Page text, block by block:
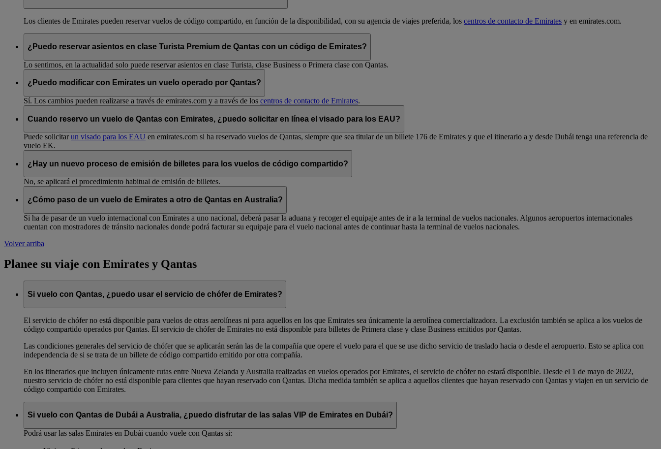
Los clientes de Emirates pueden reservar vuelos de código compartido, en función de la disponibilidad, con su agencia de viajes preferida, los centros de contacto de Emirates y en emirates.com.
¿Puedo reservar asientos en clase Turista Premium de Qantas con un código de Emirates?
Lo sentimos, en la actualidad solo puede reservar asientos en clase Turista, clase Business o Primera clase con Qantas.
¿Puedo modificar con Emirates un vuelo operado por Qantas?
Sí. Los cambios pueden realizarse a través de emirates.com y a través de los centros de contacto de Emirates.
Cuando reservo un vuelo de Qantas con Emirates, ¿puedo solicitar en línea el visado para los EAU?
Puede solicitarun visado para los EAU en emirates.com si ha reservado vuelos de Qantas, siempre que sea titular de un billete 176 de Emirates y que el itinerario a y desde Dubái tenga una referencia de
vuelo EK.
¿Hay un nuevo proceso de emisión de billetes para los vuelos de código compartido?
No, se aplicará el procedimiento habitual de emisión de billetes.
¿Cómo paso de un vuelo de Emirates a otro de Qantas en Australia?
Si ha de pasar de un vuelo internacional con Emirates a uno nacional, deberá pasar la aduana y recoger el equipaje antes de ir a la terminal de vuelos nacionales. Algunos aeropuertos internacionales
cuentan con mostradores de tránsito nacionales donde podrá facturar su equipaje para el vuelo nacional antes de continuar hasta la terminal de vuelos nacionales.
Volver arriba
Planee su viaje con Emirates y Qantas
Si vuelo con Qantas, ¿puedo usar el servicio de chófer de Emirates?
El servicio de chófer no está disponible para vuelos de otras aerolíneas ni para aquellos en los que Emirates sea únicamente la aerolínea comercializadora. La exclusión también se aplica a los vuelos de
código compartido operados por Qantas. El servicio de chófer de Emirates no está disponible para billetes de Primera clase y clase Business emitidos por Qantas.
Las condiciones generales del servicio de chófer que se aplicarán serán las de la compañía que opere el vuelo para el que se use dicho servicio de traslado hacia o desde el aeropuerto. Esto se aplica con
independencia de si se trata de un billete de código compartido emitido por otra compañía.
En los itinerarios que incluyen únicamente rutas entre Nueva Zelanda y Australia realizadas en vuelos operados por Emirates, el servicio de chófer no estará disponible. Desde el 1 de mayo de 2022,
nuestro servicio de chófer no está disponible para clientes que hayan reservado con Qantas. Dicha medida también se aplica a aquellos clientes que hayan reservado con Qantas y viajen en un servicio de
código compartido con Emirates.
Si vuelo con Qantas de Dubái a Australia, ¿puedo disfrutar de las salas VIP de Emirates en Dubái?
Podrá usar las salas Emirates en Dubái cuando vuele con Qantas si: